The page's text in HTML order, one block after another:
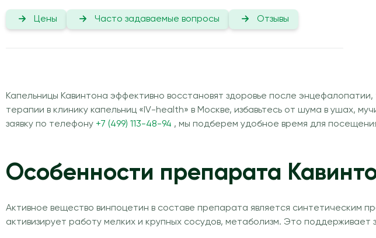
Цены Часто задаваемые вопросы Отзывы
Капельницы Кавинтона эффективно восстановят здоровье после
терапии в клинику капельниц «IV-health» в Москве, избавьтесь от шума в ушах,
заявку по телефону +7 (499) 113-48-94 , мы подберем удобное время для
Особенности препарата
Активное вещество винпоцетин в составе препарата является синтетическим
активизирует работу мелких и крупных сосудов, метаболизм. Это